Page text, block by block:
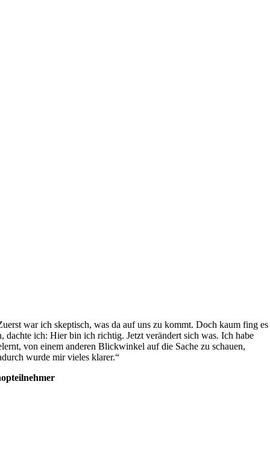
war ich skeptisch, was da auf uns zu kommt. Doch kaum fing es
dachte ich: Hier bin ich richtig. Jetzt verändert sich was. Ich habe
von einem anderen Blickwinkel auf die Sache zu schauen,
wurde mir vieles klarer.“